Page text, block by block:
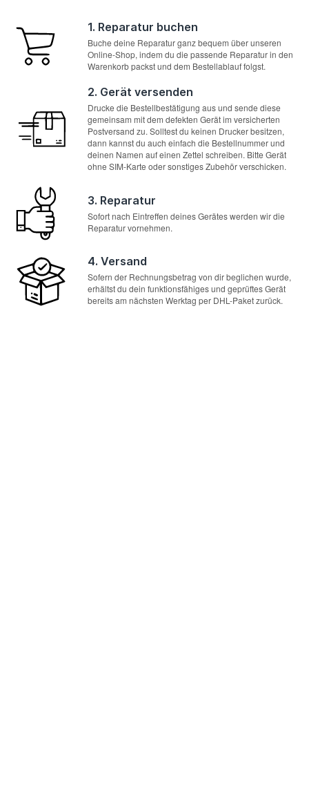
1. Reparatur buchen
Buche deine Reparatur ganz bequem über unseren
Online-Shop, indem du die passende Reparatur in den
Warenkorb packst und dem Bestellablauf folgst.
2. Gerät versenden
Drucke die Bestellbestätigung aus und sende diese
gemeinsam mit dem defekten Gerät im versicherten
Postversand zu. Solltest du keinen Drucker besitzen,
dann kannst du auch einfach die Bestellnummer und
deinen Namen auf einen Zettel schreiben. Bitte Gerät
ohne SIM-Karte oder sonstiges Zubehör verschicken.
3. Reparatur
Sofort nach Eintreffen deines Gerätes werden wir die
Reparatur vornehmen.
4. Versand
Sofern der Rechnungsbetrag von dir beglichen wurde,
erhältst du dein funktionsfähiges und geprüftes Gerät
bereits am nächsten Werktag per DHL-Paket zurück.